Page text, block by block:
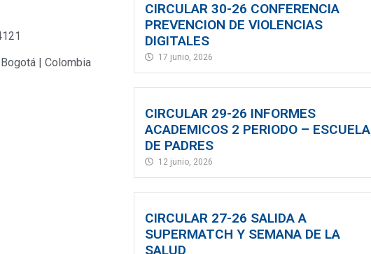
| Colombia
CIRCULAR 30-26 CONFERENCIA
PREVENCION DE VIOLENCIAS
DIGITALES
17 junio, 2026
CIRCULAR 29-26 INFORMES
ACADEMICOS 2 PERIODO – ESCUELA
DE PADRES
12 junio, 2026
CIRCULAR 27-26 SALIDA A
SUPERMATCH Y SEMANA DE LA
SALUD